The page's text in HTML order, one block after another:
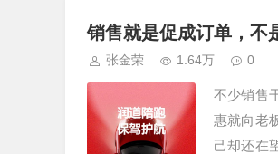
销售就是促成订单，不
张金荣 1.64万 0
不少销售
惠就向老
己却还在